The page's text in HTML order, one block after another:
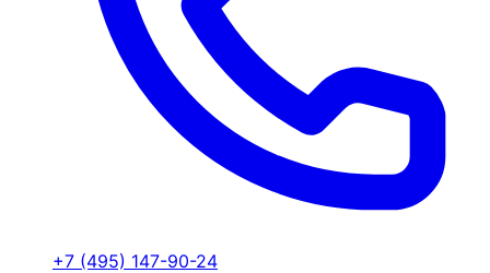
+7 (495) 147-90-24